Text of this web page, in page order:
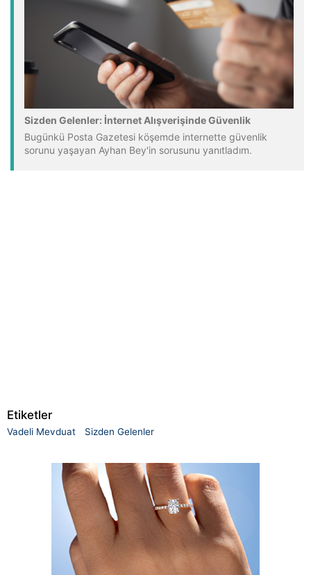
Sizden Gelenler: İnternet Alışverişinde Güvenlik
Bugünkü Posta Gazetesi köşemde internette güvenlik
sorunu yaşayan Ayhan Bey'in sorusunu yanıtladım.
Etiketler
Vadeli Mevduat Sizden Gelenler